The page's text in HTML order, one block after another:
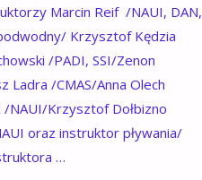
Marcin Reif /NAUI, DAN,
Krzysztof Kędzia
/PADI, SSI/Zenon
Ladra /CMAS/Anna Olech
/NAUI/Krzysztof Dołbizno
oraz instruktor pływania/
…